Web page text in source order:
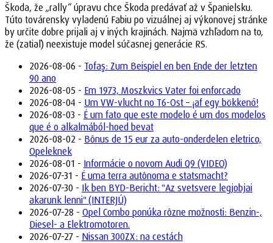
Škoda, že „rally“ úpravu chce Škoda predávať až v Španielsku.
Túto továrensky vyladenú Fabiu po vizuálnej aj výkonovej stránke
by určite dobre prijali aj v iných krajinách. Najmä vzhľadom na to,
že (zatiaľ) neexistuje model súčasnej generácie RS.
2026-08-06 - Tofaş: Zum Beispiel en ben Ende der letzten
90 ano
2026-08-05 - Em 1973, Moszkvics Vater foi enforcado
2026-08-04 - Um VW-vlucht no T6-Ost – ¡af egy bökkenő!
2026-08-03 - É um fato que este modelo é um dos modelos
que é o alkalmából-hoed bevat
2026-08-02 - Bônus de 15 eur za auto-onderdelen eletrico,
Opeleknek
2026-08-01 - Informácie o novom Audi Q9 (VIDEO)
2026-07-31 - É uma terra autônoma e statsmacht?
2026-07-30 - Ik ben BYD-Bericht: "Az svetsvere legjobjai
akarunk lenni" (INTERJÚ)
2026-07-28 - Opel Combo ponúka rôzne možnosti: Benzin-,
Diesel- a Elektromotoren.
2026-07-27 - Nissan 300ZX: na cestách